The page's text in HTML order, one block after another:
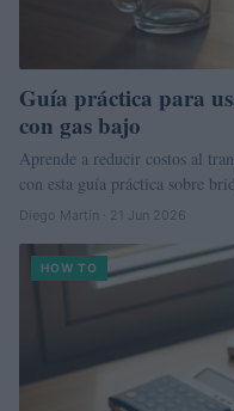
Guía práctica para
con gas bajo
Aprende a reducir costos al
con esta guía práctica sobre
Diego Martín · 21 Jun 2026
HOW TO